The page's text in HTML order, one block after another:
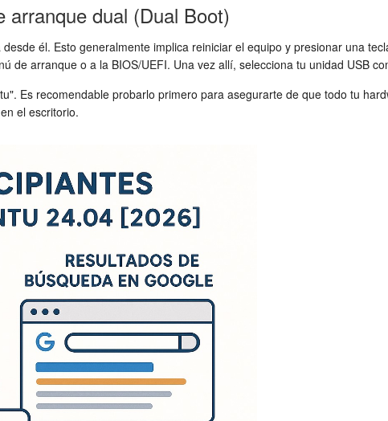
arranque dual (Dual Boot)
él. Esto generalmente implica reiniciar el equipo y presionar una
de arranque o a la BIOS/UEFI. Una vez allí, selecciona tu unidad USB
Es recomendable probarlo primero para asegurarte de que todo tu
el escritorio.